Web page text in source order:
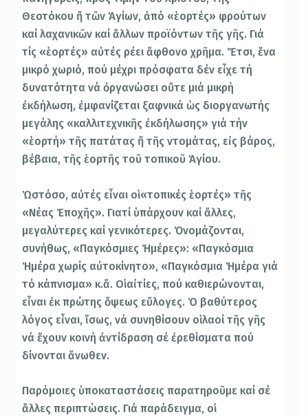
Θεοτόκου ἤ τῶν Ἁγίων, ἀπό «ἑορτές» φρούτων
καί λαχανικῶν καί ἄλλων προϊόντων τῆς γῆς. Γιά
τίς «ἑορτές» αὐτές ρέει ἄφθονο χρῆμα. Ἔτσι, ἕνα
μικρό χωριό, πού μέχρι πρόσφατα δέν εἶχε τή
δυνατότητα νά ὀργανώσει οὔτε μιά μικρή
ἐκδήλωση, ἐμφανίζεται ξαφνικά ὡς διοργανωτής
μεγάλης «καλλιτεχνικῆς ἐκδήλωσης» γιά τήν
«ἑορτή» τῆς πατάτας ἤ τῆς ντομάτας, εἰς βάρος,
βέβαια, τῆς ἑορτῆς τοῦ τοπικοῦ Ἁγίου.
Ὡστόσο, αὐτές εἶναι οἱ «τοπικές ἑορτές» τῆς
«Νέας Ἐποχῆς». Γιατί ὑπάρχουν καί ἄλλες,
μεγαλύτερες καί γενικότερες. Ὀνομάζονται,
συνήθως, «Παγκόσμιες Ἡμέρες»: «Παγκόσμια
Ἡμέρα χωρίς αὐτοκίνητο», «Παγκόσμια Ἡμέρα γιά
τό κάπνισμα» κ.ἄ. Οἱ αἰτίες, πού καθιερώνονται,
εἶναι ἐκ πρώτης ὄψεως εὔλογες. Ὁ βαθύτερος
λόγος εἶναι, ἴσως, νά συνηθίσουν οἱ λαοί τῆς γῆς
νά ἔχουν κοινή ἀντίδραση σέ ἐρεθίσματα πού
δίνονται ἄνωθεν.
Παρόμοιες ὑποκαταστάσεις παρατηροῦμε καί σέ
ἄλλες περιπτώσεις. Γιά παράδειγμα, οἱ